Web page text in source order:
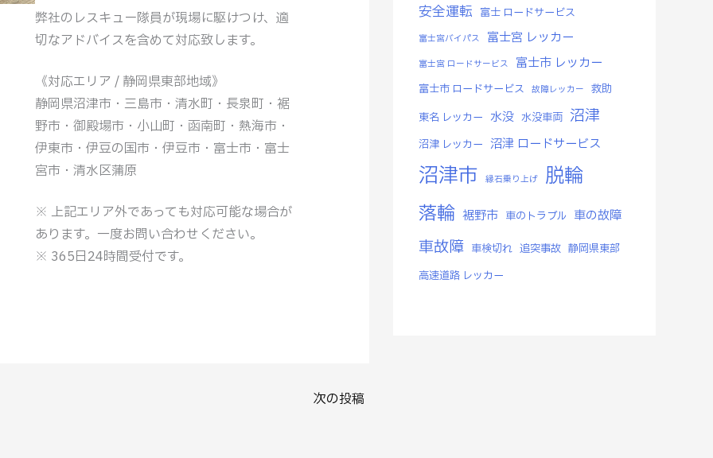
弊社のレスキュー隊員が現場に駆けつけ、適
切なアドバイスを含めて対応致します。
《対応エリア / 静岡県東部地域》
静岡県沼津市・三島市・清水町・長泉町・裾
野市・御殿場市・小山町・函南町・熱海市・
伊東市・伊豆の国市・伊豆市・富士市・富士
宮市・清水区蒲原
※ 上記エリア外であっても対応可能な場合が
あります。一度お問い合わせください。
※ 365日24時間受付です。
次の投稿
安全運転 富士 ロードサービス
富士宮バイパス 富士宮 レッカー
富士宮 ロードサービス 富士市 レッカー
富士市 ロードサービス 故障レッカー
救助
東名 レッカー 水没 水没車両 沼津
沼津 レッカー 沼津 ロードサービス
沼津市 縁石乗り上げ 脱輪
落輪 裾野市 車のトラブル 車の故障
車故障 車検切れ 追突事故 静岡県東部
高速道路 レッカー